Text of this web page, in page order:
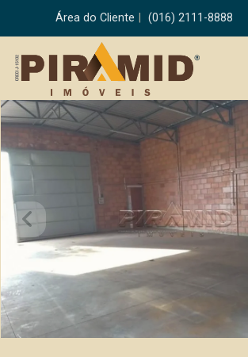
Área do Cliente (016) 2111-8888